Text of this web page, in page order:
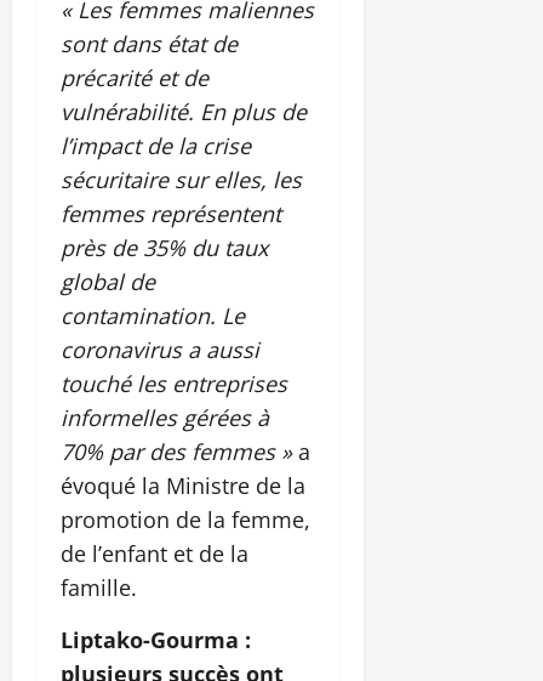
« Les femmes maliennes
sont dans état de
précarité et de
vulnérabilité. En plus de
l’impact de la crise
sécuritaire sur elles, les
femmes représentent
près de 35% du taux
global de
contamination. Le
coronavirus a aussi
touché les entreprises
informelles gérées à
70% par des femmes »a
évoqué la Ministre de la
promotion de la femme,
de l’enfant et de la
famille.
Liptako-Gourma :
plusieurs succès ont